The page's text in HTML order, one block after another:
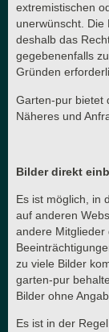
extremistischen
unerwünscht. Die
deshalb das
gegebenenfalls
Gründen
Garten-pur bietet
Näheres und
Bilder direkt
Es ist möglich, in
auf anderen
andere Mitglieder
zu viele Bilder
garten-pur
Bilder ohne
Es ist in der